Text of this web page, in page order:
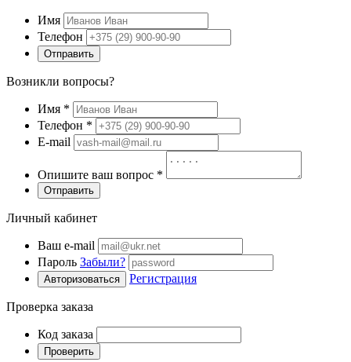
Имя
Телефон
Отправить
Возникли вопросы?
Имя *
Телефон *
E-mail
Опишите ваш вопрос *
Отправить
Личный кабинет
Ваш e-mail
Пароль Забыли?
Авторизоваться Регистрация
Проверка заказа
Код заказа
Проверить